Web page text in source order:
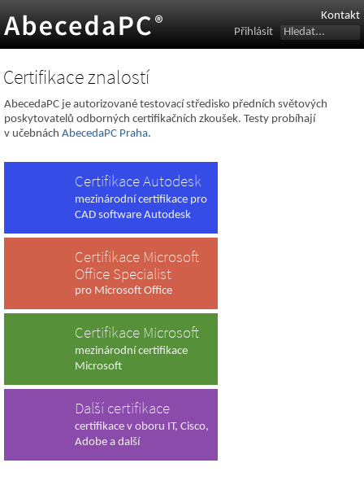
Kontakt
Přihlásit
Certifikace znalostí
AbecedaPC je autorizované testovací středisko předních světových
poskytovatelů odborných certifikačních zkoušek. Testy probíhají
v učebnách AbecedaPC Praha.
Certifikace Autodesk
mezinárodní certifikace pro
CAD software Autodesk
Certifikace Microsoft
Office Specialist
pro Microsoft Office
Certifikace Microsoft
mezinárodní certifikace
Microsoft
Další certifikace
certifikace v oboru IT, Cisco,
Adobe a další